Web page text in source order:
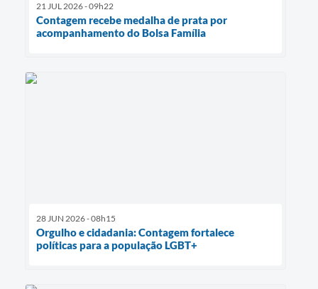
21 JUL 2026 - 09h22
Contagem recebe medalha de prata por
acompanhamento do Bolsa Família
28 JUN 2026 - 08h15
Orgulho e cidadania: Contagem fortalece
políticas para a população LGBT+